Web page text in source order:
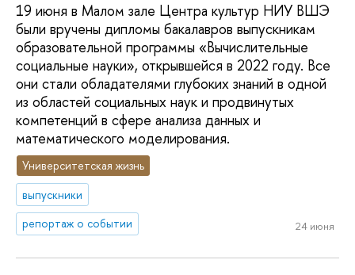
19 июня в Малом зале Центра культур НИУ ВШЭ
были вручены дипломы бакалавров выпускникам
образовательной программы «Вычислительные
социальные науки», открывшейся в 2022 году. Все
они стали обладателями глубоких знаний в одной
из областей социальных наук и продвинутых
компетенций в сфере анализа данных и
математического моделирования.
Университетская жизнь
выпускники
репортаж о событии
24 июня